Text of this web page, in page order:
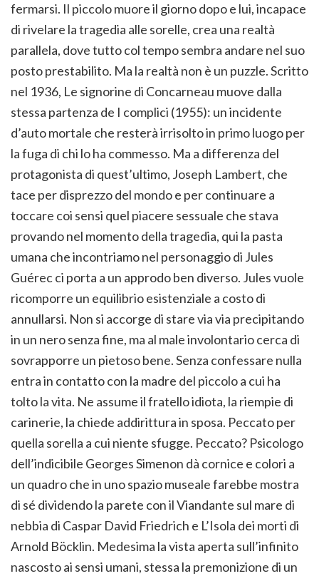
fermarsi. Il piccolo muore il giorno dopo e lui, incapace
di rivelare la tragedia alle sorelle, crea una realtà
parallela, dove tutto col tempo sembra andare nel suo
posto prestabilito. Ma la realtà non è un puzzle. Scritto
nel 1936, Le signorine di Concarneau muove dalla
stessa partenza de I complici (1955): un incidente
d’auto mortale che resterà irrisolto in primo luogo per
la fuga di chi lo ha commesso. Ma a differenza del
protagonista di quest’ultimo, Joseph Lambert, che
tace per disprezzo del mondo e per continuare a
toccare coi sensi quel piacere sessuale che stava
provando nel momento della tragedia, qui la pasta
umana che incontriamo nel personaggio di Jules
Guérec ci porta a un approdo ben diverso. Jules vuole
ricomporre un equilibrio esistenziale a costo di
annullarsi. Non si accorge di stare via via precipitando
in un nero senza fine, ma al male involontario cerca di
sovrapporre un pietoso bene. Senza confessare nulla
entra in contatto con la madre del piccolo a cui ha
tolto la vita. Ne assume il fratello idiota, la riempie di
carinerie, la chiede addirittura in sposa. Peccato per
quella sorella a cui niente sfugge. Peccato? Psicologo
dell’indicibile Georges Simenon dà cornice e colori a
un quadro che in uno spazio museale farebbe mostra
di sé dividendo la parete con il Viandante sul mare di
nebbia di Caspar David Friedrich e L’Isola dei morti di
Arnold Böcklin. Medesima la vista aperta sull’infinito
nascosto ai sensi umani, stessa la premonizione di un